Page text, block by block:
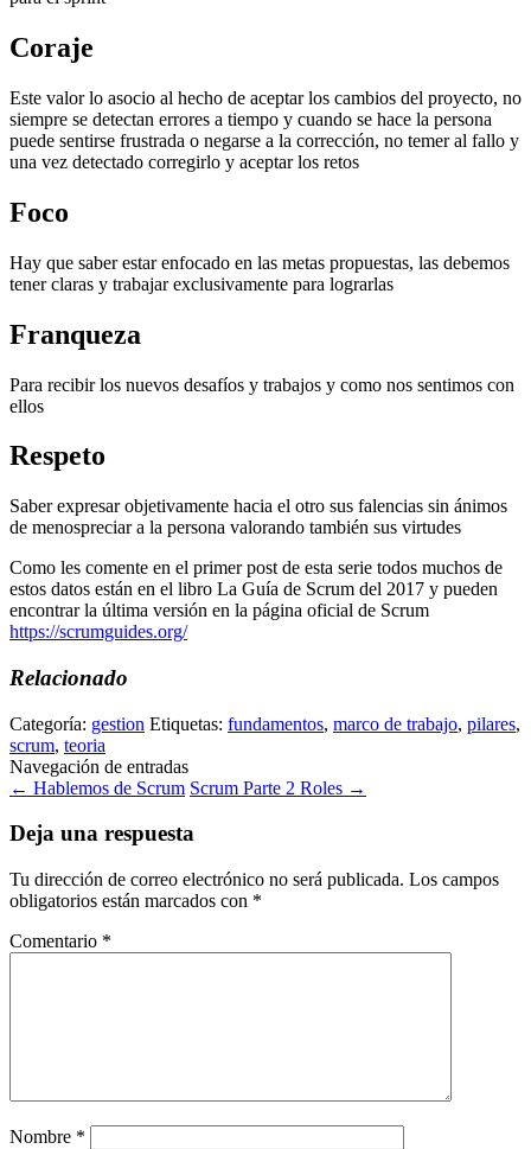
Coraje
Este valor lo asocio al hecho de aceptar los cambios del proyecto, no
siempre se detectan errores a tiempo y cuando se hace la persona
puede sentirse frustrada o negarse a la corrección, no temer al fallo y
una vez detectado corregirlo y aceptar los retos
Foco
Hay que saber estar enfocado en las metas propuestas, las debemos
tener claras y trabajar exclusivamente para lograrlas
Franqueza
Para recibir los nuevos desafíos y trabajos y como nos sentimos con
ellos
Respeto
Saber expresar objetivamente hacia el otro sus falencias sin ánimos
de menospreciar a la persona valorando también sus virtudes
Como les comente en el primer post de esta serie todos muchos de
estos datos están en el libro La Guía de Scrum del 2017 y pueden
encontrar la última versión en la página oficial de Scrum
https://scrumguides.org/
Relacionado
Categoría: gestion Etiquetas: fundamentos, marco de trabajo, pilares,
scrum, teoria
Navegación de entradas
← Hablemos de Scrum Scrum Parte 2 Roles →
Deja una respuesta
Tu dirección de correo electrónico no será publicada. Los campos
obligatorios están marcados con *
Comentario *
Nombre *